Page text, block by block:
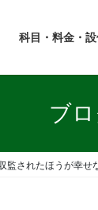
科目・料金・
ブ
監されたほうが幸